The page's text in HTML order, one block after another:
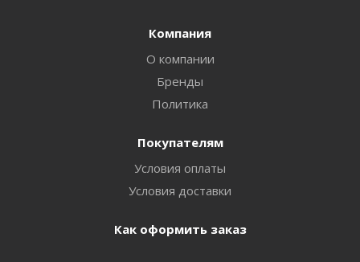
Компания
О компании
Бренды
Политика
Покупателям
Условия оплаты
Условия доставки
Как оформить заказ